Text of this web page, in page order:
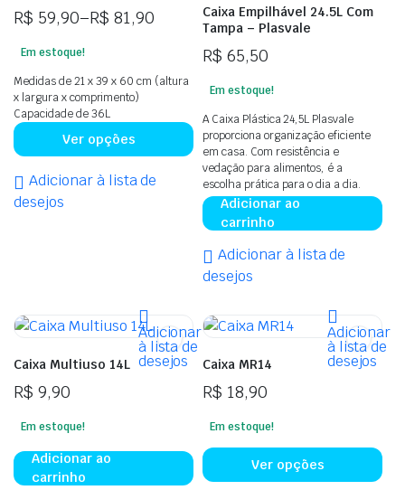
R$ 59,90–R$ 81,90
de
preço:
R$ 59,90
através
R$ 81,90
Em estoque!
Medidas de 21 x 39 x 60 cm (altura
x largura x comprimento)
Capacidade de 36L
Ver opções
Este
produto
tem
várias
variantes.
opções
podem
escolhidas
na
página
do
Adicionar à lista de
desejos
Caixa Empilhável 24.5L Com
Tampa – Plasvale
R$ 65,50
Em estoque!
A Caixa Plástica 24,5L Plasvale
proporciona organização eficiente
em casa. Com resistência e
vedação para alimentos, é a
escolha prática para o dia a dia.
Adicionar ao
carrinho
Adicionar à lista de
desejos
Adicionar
à lista de
desejos
Caixa Multiuso 14L
R$ 9,90
Em estoque!
Adicionar ao
carrinho
Adicionar
à lista de
desejos
Caixa MR14
R$ 18,90
Em estoque!
Ver opções